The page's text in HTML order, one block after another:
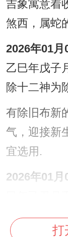
吉象寓意着
煞西，属蛇
2026年01月
乙巳年戊子
除十二神为
有除旧布新
气，迎接新
宜选用.
2026年01月
十二神为执
打